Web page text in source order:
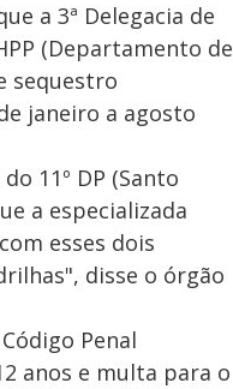
a 3ª Delegacia de
(Departamento de
sequestro
janeiro a agosto
11º DP (Santo
a especializada
esses dois
disse o órgão
Penal
anos e multa para o